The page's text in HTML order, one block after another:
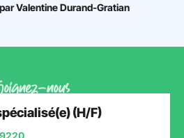
Valentine Durand-Gratian
nous
(H/F)
d’Angers 49220